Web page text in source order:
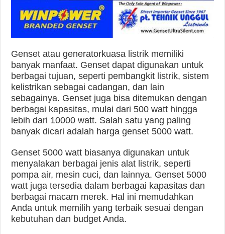
Genset atau generatorkuasa listrik memiliki
banyak manfaat. Genset dapat digunakan untuk
berbagai tujuan, seperti pembangkit listrik, sistem
kelistrikan sebagai cadangan, dan lain
sebagainya. Genset juga bisa ditemukan dengan
berbagai kapasitas, mulai dari 500 watt hingga
lebih dari 10000 watt. Salah satu yang paling
banyak dicari adalah harga genset 5000 watt.
Genset 5000 watt biasanya digunakan untuk
menyalakan berbagai jenis alat listrik, seperti
pompa air, mesin cuci, dan lainnya. Genset 5000
watt juga tersedia dalam berbagai kapasitas dan
berbagai macam merek. Hal ini memudahkan
Anda untuk memilih yang terbaik sesuai dengan
kebutuhan dan budget Anda.